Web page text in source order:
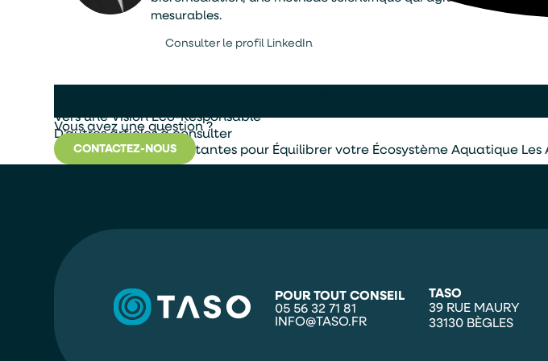
Vers une Vision Éco-Responsable
D'autres articles à consulter
Utiliser les Plantes Flottantes pour Équilibrer votre Écosystème Aquatique Les
mesurables.
Consulter le profil LinkedIn
Vous avez une question ?
CONTACTEZ-NOUS
POUR TOUT CONSEIL
05 56 32 71 81
INFO@TASO.FR
TASO
39 RUE MAURY
33130 BÈGLES